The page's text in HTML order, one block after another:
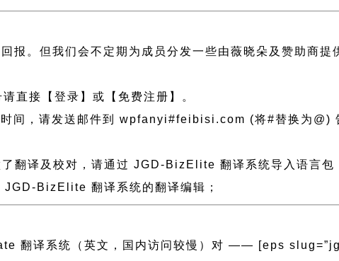
报。但我们会不定期为成员分发一些由薇晓朵及赞助商提
直接【登录】或【免费注册】。
时间，请发送邮件到 wpfanyi#feibisi.com (将#替换为
翻译及校对，请通过 JGD-BizElite 翻译系统导入语言包
JGD-BizElite 翻译系统的翻译编辑；
翻译系统（英文，国内访问较慢）对 —— [eps